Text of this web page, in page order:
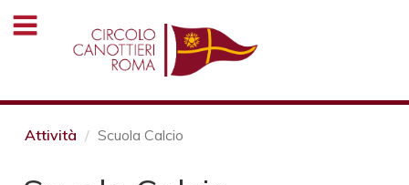
Salta
Attività Scuola Calcio